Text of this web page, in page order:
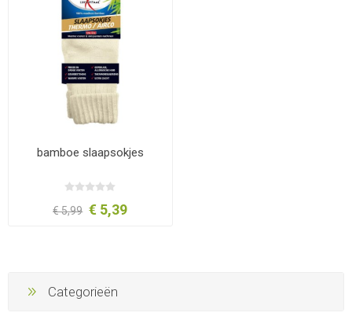
bamboe slaapsokjes
€ 5,99 € 5,39
Categorieën